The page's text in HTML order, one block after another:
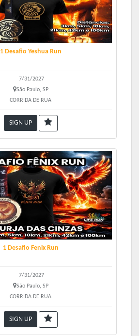
1 Desafio Yeshua Run
7/31/2027
São Paulo, SP
CORRIDA DE RUA
SIGN UP
1 Desafio Fenix Run
7/31/2027
São Paulo, SP
CORRIDA DE RUA
SIGN UP